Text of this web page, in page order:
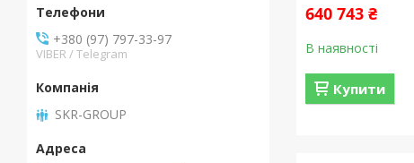
640 743 ₴
В наявності
Купити
+380 (97) 797-33-97
VIBER / Telegram
SKR-GROUP